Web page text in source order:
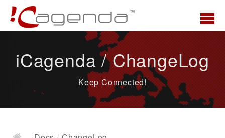
News
iCagenda / ChangeLog
Keep Connected!